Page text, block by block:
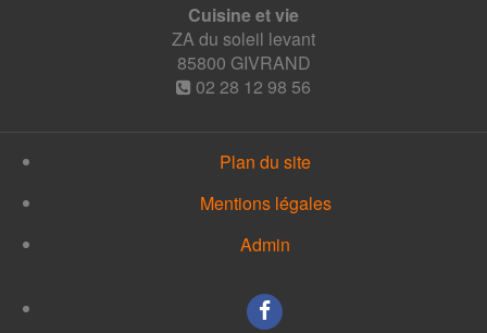
Cuisine et vie
ZA du soleil levant
85800 GIVRAND
02 28 12 98 56
Plan du site
Mentions légales
Admin